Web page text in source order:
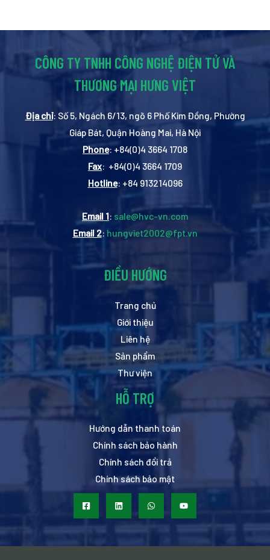
CÔNG TY TNHH CÔNG NGHỆ ĐIỆN TỬ VÀ
THƯƠNG MẠI HƯNG VIỆT
Địa chỉ: Số 5, Ngách 6/13, ngõ 6 Phố Kim Đồng, Phường
Giáp Bát, Quận Hoàng Mai, Hà Nội
Phone: +84(0)4 3664 1708
Fax: +84(0)4 3664 1709
Hotline: +84 913214096
Email 1: sale@hvc-vn.com
Email 2: hungviet2002@fpt.vn
ĐIỀU HƯỚNG
Trang chủ
Giới thiệu
Liên hệ
Sản phẩm
Thư viện
HỖ TRỢ
Hướng dẫn thanh toán
Chính sách bảo hành
Chính sách đổi trả
Chính sách bảo mật